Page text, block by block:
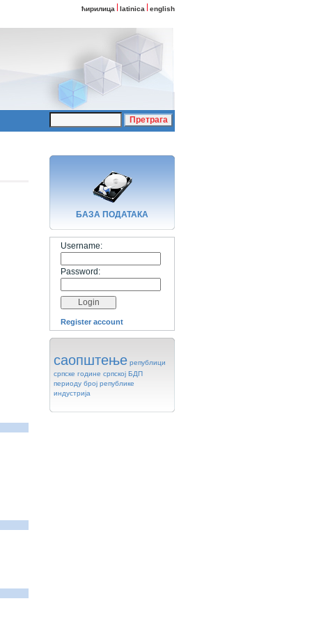
ћирилица latinica english
БАЗA ПОДАТАКА
Username:
Password:
Register account
саопштење републици
српске године српској БДП
периоду број републике
индустрија